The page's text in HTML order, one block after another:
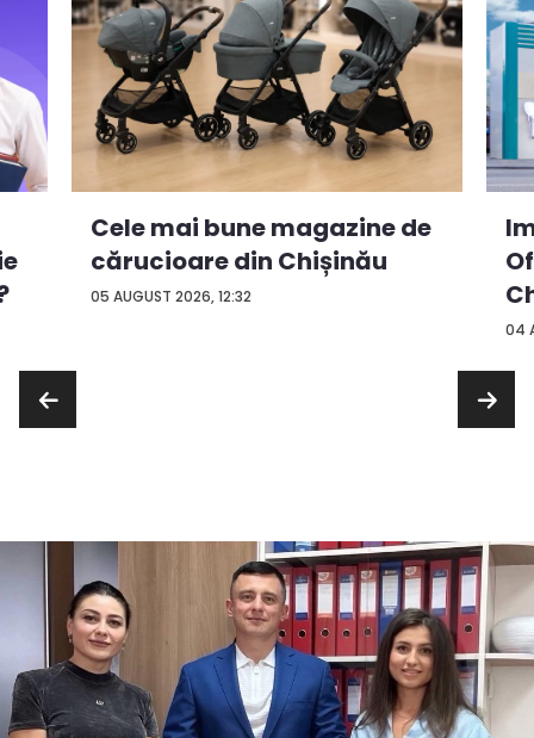
05 AUGUST 2026, 12:32
Cele mai bune magazine de
cărucioare din Chișinău
04